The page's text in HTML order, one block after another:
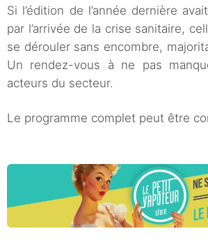
Si l’édition de l’année dernière
par l’arrivée de la crise sanitaire,
se dérouler sans encombre,
Un rendez-vous à ne pas
acteurs du secteur.
Le programme complet peut être